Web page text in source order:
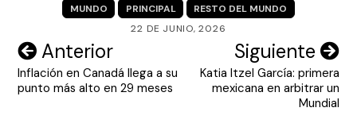
MUNDO PRINCIPAL
RESTO DEL MUNDO
22 DE JUNIO, 2026
Navegación
de
Anterior
Inflación en Canadá llega a su
punto más alto en 29 meses
Siguiente
Katia Itzel García: primera
mexicana en arbitrar un
Mundial